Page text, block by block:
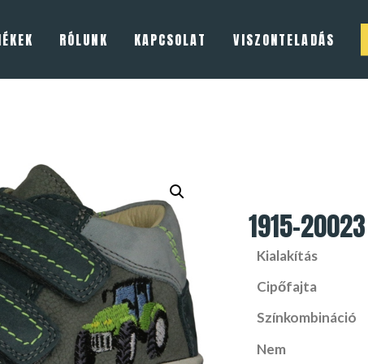
RÓLUNK KAPCSOLAT VISZONTELADÁS
1915-20023
Kialakítás
Cipőfajta
Színkombináció
Nem